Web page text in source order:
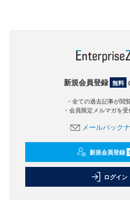
新規会員登録 無料
・全ての過去記事が閲
・会員限定メルマガを
メールバック
新規会員登録
ログイン